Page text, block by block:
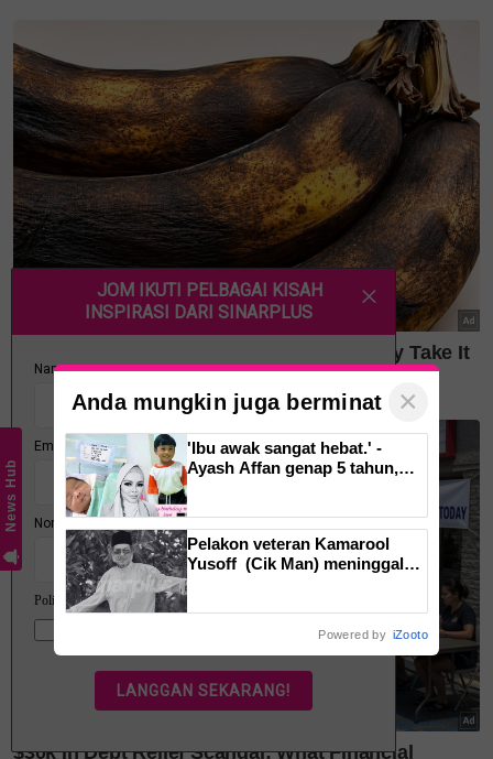
Meraih Ijazah Doktor Falsafah dalam bidang berkait
rapat dengan kanser payudara, Dr Amalina
menitipkan kata-kata semangat agar Arabella dan
Aurora sentiasa berani mengejar impian dan yakin
dengan kemampuan diri.
"Jika ada satu perkara yang mummy mahu kamu
sentiasa ingat, inilah pesannya: Kamu mampu
mencapai perkara-perkara luar biasa. Kamu boleh
berani bermimpi besar.Kamu boleh menjadi kuat
dan lembut, bercita-cita tinggi dan penuh belas
ihsan pada masa yang sama.
News Hub
Anda mungkin juga berminat ×
'Ibu awak sangat hebat.' -
Ayash Affan genap 5 tahun,
Pelakon veteran Kamarool
Yusoff (Cik Man) meninggal
Powered by iZooto